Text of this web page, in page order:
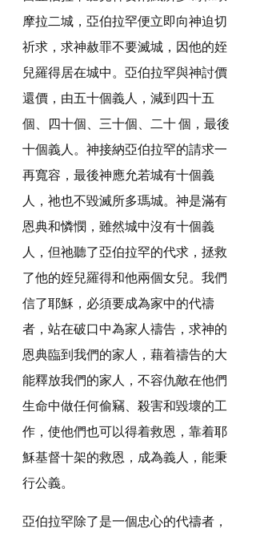
摩拉二城，亞伯拉罕便立即向神迫切
祈求，求神赦罪不要滅城，因他的姪
兒羅得居在城中。亞伯拉罕與神討價
還價，由五十個義人，減到四十五
個、四十個、三十個、二十 個，最後
十個義人。神接納亞伯拉罕的請求一
再寬容，最後神應允若城有十個義
人，祂也不毀滅所多瑪城。神是滿有
恩典和憐憫，雖然城中沒有十個義
人，但祂聽了亞伯拉罕的代求，拯救
了他的姪兒羅得和他兩個女兒。我們
信了耶穌，必須要成為家中的代禱
者，站在破口中為家人禱告，求神的
恩典臨到我們的家人，藉着禱告的大
能釋放我們的家人，不容仇敵在他們
生命中做任何偷竊、殺害和毀壞的工
作，使他們也可以得着救恩，靠着耶
穌基督十架的救恩，成為義人，能秉
行公義。
亞伯拉罕除了是一個忠心的代禱者，